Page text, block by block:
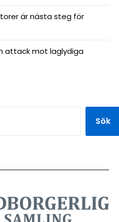
är nästa steg för
attack mot laglydiga
Sök